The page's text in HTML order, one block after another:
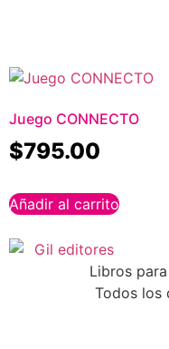
Juego CONNECTO
$795.00
Añadir al carrito
Libros
Todos los